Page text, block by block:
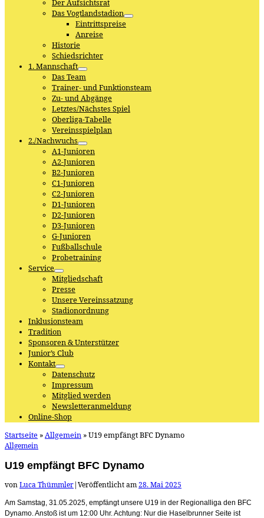
Der Aufsichtsrat
Das Vogtlandstadion
Eintrittspreise
Anreise
Historie
Schiedsrichter
1. Mannschaft
Das Team
Trainer- und Funktionsteam
Zu- und Abgänge
Letztes/Nächstes Spiel
Oberliga-Tabelle
Vereinsspielplan
2./Nachwuchs
A1-Junioren
A2-Junioren
B2-Junioren
C1-Junioren
C2-Junioren
D1-Junioren
D2-Junioren
D3-Junioren
G-Junioren
Fußballschule
Probetraining
Service
Mitgliedschaft
Presse
Unsere Vereinssatzung
Stadionordnung
Inklusionsteam
Tradition
Sponsoren & Unterstützer
Junior’s Club
Kontakt
Datenschutz
Impressum
Mitglied werden
Newsletteranmeldung
Online-Shop
Startseite »Allgemein »U19 empfängt BFC Dynamo
Allgemein
U19 empfängt BFC Dynamo
vonLuca Thümmler|Veröffentlicht am28. Mai 2025
Am Samstag, 31.05.2025, empfängt unsere U19 in der Regionalliga den BFC
Dynamo. Anstoß ist um 12:00 Uhr. Achtung: Nur die Haselbrunner Seite ist